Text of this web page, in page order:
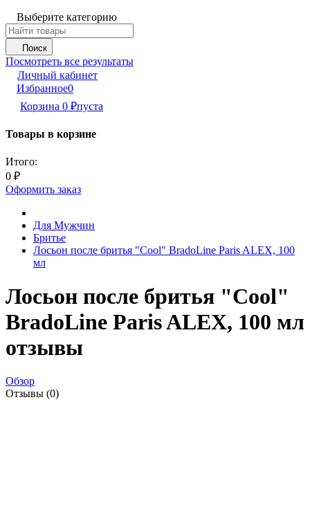
Выберите категорию
Поиск
Посмотреть все результаты
Личный кабинет
Избранное0
Корзина 0 ₽пуста
Товары в корзине
Итого:
0 ₽
Оформить заказ
Для Мужчин
Бритье
Лосьон после бритья "Cool" BradoLine Paris ALEX, 100
мл
Лосьон после бритья "Cool"
BradoLine Paris ALEX, 100 мл
отзывы
Обзор
Отзывы (0)